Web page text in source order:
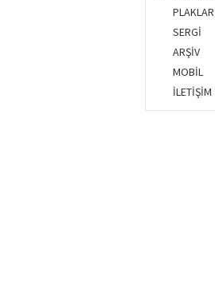
PLAKLAR
SERGİ
ARŞİV
MOBİL
İLETİŞİM